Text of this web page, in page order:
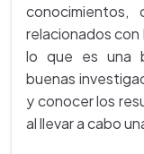
conocimientos,
relacionados con
lo que es una
buenas
y conocer los
al llevar a cabo